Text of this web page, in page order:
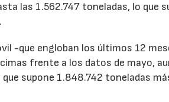
las 1.562.747 toneladas, lo que
-que engloban los últimos 12
frente a los datos de mayo,
supone 1.848.742 toneladas